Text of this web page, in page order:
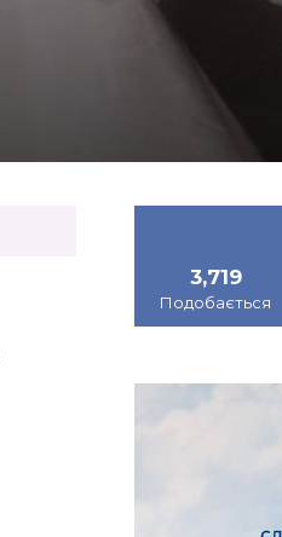
3,719
Подобається